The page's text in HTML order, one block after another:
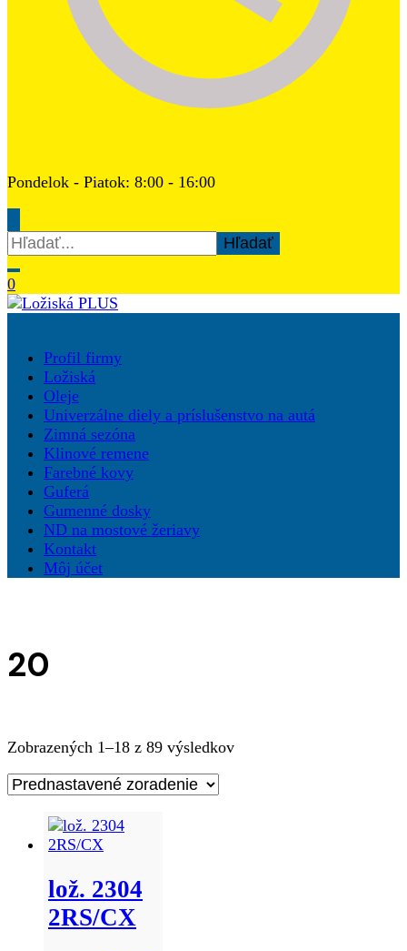
Pondelok - Piatok: 8:00 - 16:00
Hľadať:
0
Ložiská PLUS
Profil firmy
Ložiská
Oleje
Univerzálne diely a príslušenstvo na autá
Zimná sezóna
Klinové remene
Farebné kovy
Guferá
Gumenné dosky
ND na mostové žeriavy
Kontakt
Môj účet
20
Zobrazených 1–18 z 89 výsledkov
lož. 2304
2RS/CX